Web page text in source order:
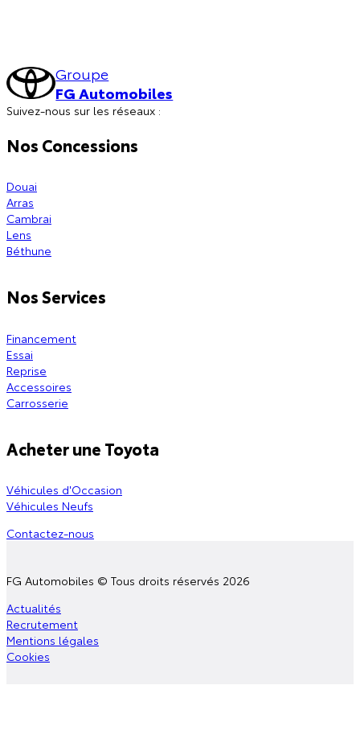
Groupe
FG Automobiles
Suivez-nous sur les réseaux :
Nos Concessions
Douai
Arras
Cambrai
Lens
Béthune
Nos Services
Financement
Essai
Reprise
Accessoires
Carrosserie
Acheter une Toyota
Véhicules d'Occasion
Véhicules Neufs
Contactez-nous
FG Automobiles © Tous droits réservés 2026
Actualités
Recrutement
Mentions légales
Cookies